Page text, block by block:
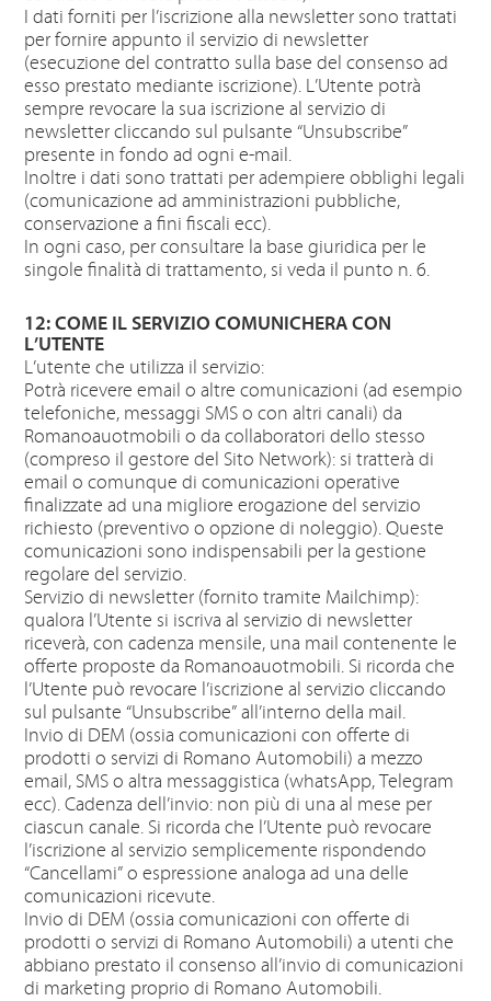
I dati forniti per l’iscrizione alla newsletter sono trattati
per fornire appunto il servizio di newsletter
(esecuzione del contratto sulla base del consenso ad
esso prestato mediante iscrizione). L’Utente potrà
sempre revocare la sua iscrizione al servizio di
newsletter cliccando sul pulsante “Unsubscribe”
presente in fondo ad ogni e-mail.
Inoltre i dati sono trattati per adempiere obblighi legali
(comunicazione ad amministrazioni pubbliche,
conservazione a fini fiscali ecc).
In ogni caso, per consultare la base giuridica per le
singole finalità di trattamento, si veda il punto n. 6.
12: COME IL SERVIZIO COMUNICHERA CON
L’UTENTE
L’utente che utilizza il servizio:
Potrà ricevere email o altre comunicazioni (ad esempio
telefoniche, messaggi SMS o con altri canali) da
Romanoauotmobili o da collaboratori dello stesso
(compreso il gestore del Sito Network): si tratterà di
email o comunque di comunicazioni operative
finalizzate ad una migliore erogazione del servizio
richiesto (preventivo o opzione di noleggio). Queste
comunicazioni sono indispensabili per la gestione
regolare del servizio.
Servizio di newsletter (fornito tramite Mailchimp):
qualora l’Utente si iscriva al servizio di newsletter
riceverà, con cadenza mensile, una mail contenente le
offerte proposte da Romanoauotmobili. Si ricorda che
l’Utente può revocare l’iscrizione al servizio cliccando
sul pulsante “Unsubscribe” all’interno della mail.
Invio di DEM (ossia comunicazioni con offerte di
prodotti o servizi di Romano Automobili) a mezzo
email, SMS o altra messaggistica (whatsApp, Telegram
ecc). Cadenza dell’invio: non più di una al mese per
ciascun canale. Si ricorda che l’Utente può revocare
l’iscrizione al servizio semplicemente rispondendo
“Cancellami” o espressione analoga ad una delle
comunicazioni ricevute.
Invio di DEM (ossia comunicazioni con offerte di
prodotti o servizi di Romano Automobili) a utenti che
abbiano prestato il consenso all’invio di comunicazioni
di marketing proprio di Romano Automobili.